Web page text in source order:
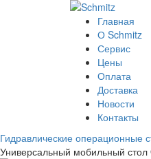
Главная
О Schmitz
Сервис
Цены
Оплата
Доставка
Новости
Контакты
Гидравлические операционные
Универсальный мобильный